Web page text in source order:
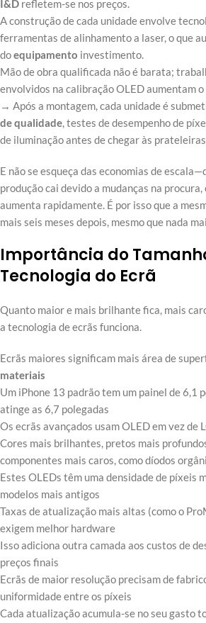
I&D refletem-se nos preços.
A construção de cada unidade envolve
ferramentas de alinhamento a laser, o que
doequipamento investimento.
Mão de obra qualificada não é barata;
envolvidos na calibração OLED aumentam o
→ Após a montagem, cada unidade é
de qualidade, testes de desempenho de
de iluminação antes de chegar às
E não se esqueça das economias de
produção cai devido a mudanças na
aumenta rapidamente. É por isso que a
mais seis meses depois, mesmo que nada
Importância do
Tecnologia do Ecrã
Quanto maior e mais brilhante fica, mais
a tecnologia de ecrãs funciona.
Ecrãs maiores significam mais área de
materiais
Um iPhone 13 padrão tem um painel de 6,1
atinge as 6,7 polegadas
Os ecrãs avançados usam OLED em vez de
Cores mais brilhantes, pretos mais
componentes mais caros, como díodos
Estes OLEDs têm uma densidade de píxeis
modelos mais antigos
Taxas de atualização mais altas (como o
exigem melhor hardware
Isso adiciona outra camada aos custos de
preços finais
Ecrãs de maior resolução precisam de
uniformidade entre os píxeis
Cada atualização acumula-se no seu gasto